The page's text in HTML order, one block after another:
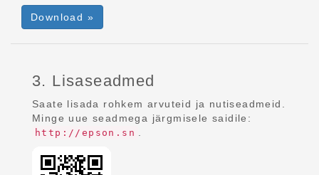
Download »
3. Lisaseadmed
Saate lisada rohkem arvuteid ja nutiseadmeid.
Minge uue seadmega järgmisele saidile:
http://epson.sn